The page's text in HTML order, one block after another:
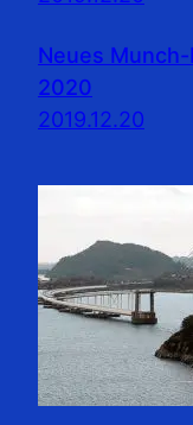
Neues
2020
2019.12.20